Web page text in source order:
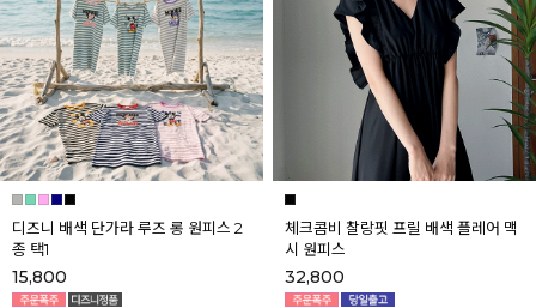
디즈니 배색 단가라 루즈 롱 원피스 2
종 택1
15,800
체크콤비 찰랑핏 프릴 배색 플레어 맥
시 원피스
32,800